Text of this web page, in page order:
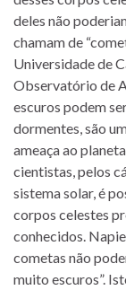
deles não
chamam de
Universidade de
Observatório de
escuros podem
dormentes, são
ameaça ao
cientistas, pelos
sistema solar, é
corpos celestes
conhecidos.
cometas não
muito escuros”.